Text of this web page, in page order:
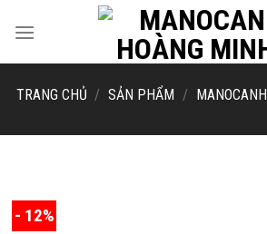
TRANG CHỦ / SẢN PHẨM / MANOCANH
- 12%